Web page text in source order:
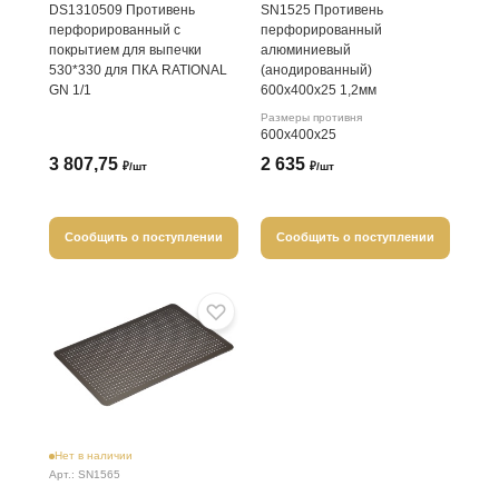
DS1310509 Противень
перфорированный с
покрытием для выпечки
530*330 для ПКА RATIONAL
GN 1/1
3 807,75 ₽/шт
Сообщить о поступлении
SN1525 Противень
перфорированный
алюминиевый
(анодированный)
600x400x25 1,2мм
Размеры противня
600х400х25
2 635 ₽/шт
Сообщить о поступлении
Нет в наличии
Арт.: SN1565